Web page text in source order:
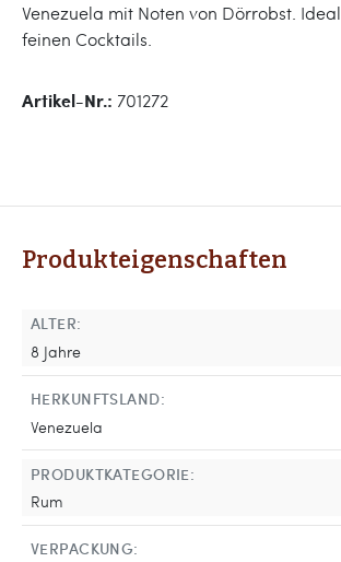
Venezuela mit Noten von Dörrobst.
feinen Cocktails.
Artikel-Nr.: 701272
Produkteigenschaften
ALTER:
8 Jahre
HERKUNFTSLAND:
Venezuela
PRODUKTKATEGORIE:
Rum
VERPACKUNG: